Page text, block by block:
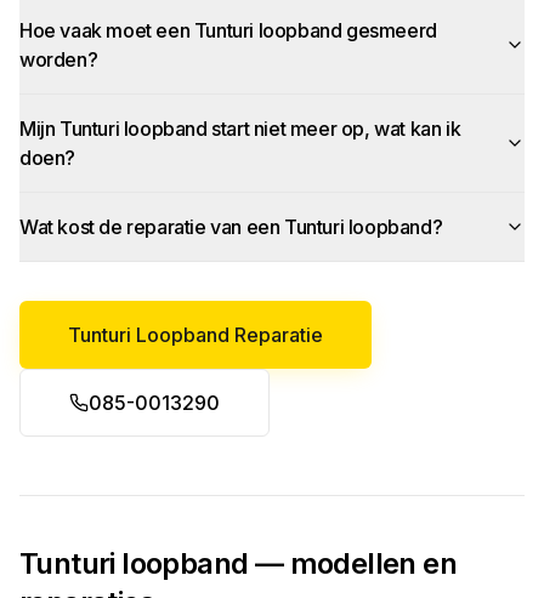
Hoe vaak moet een Tunturi loopband gesmeerd
worden?
Mijn Tunturi loopband start niet meer op, wat kan ik
doen?
Wat kost de reparatie van een Tunturi loopband?
Tunturi Loopband Reparatie
085-0013290
Tunturi loopband — modellen en